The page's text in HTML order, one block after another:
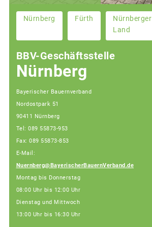
Nürnberg Fürth
Nürnberger
Land
BBV-Geschäftsstelle
Nürnberg
Bayerischer Bauernverband
Nordostpark 51
90411 Nürnberg
Tel: 089 55873-953
Fax: 089 55873-853
E-Mail:
Nuernberg@BayerischerBauernVerband.de
Montag bis Donnerstag
08:00 Uhr bis 12:00 Uhr
Dienstag und Mittwoch
13:00 Uhr bis 16:30 Uhr